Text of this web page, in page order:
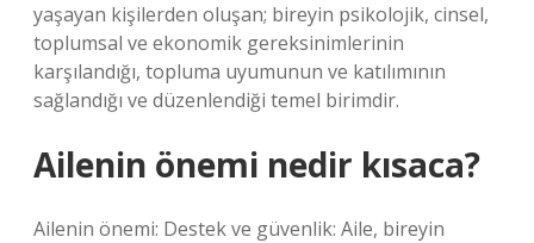
yaşayan kişilerden oluşan; bireyin psikolojik, cinsel,
toplumsal ve ekonomik gereksinimlerinin
karşılandığı, topluma uyumunun ve katılımının
sağlandığı ve düzenlendiği temel birimdir.
Ailenin önemi nedir kısaca?
Ailenin önemi: Destek ve güvenlik: Aile, bireyin